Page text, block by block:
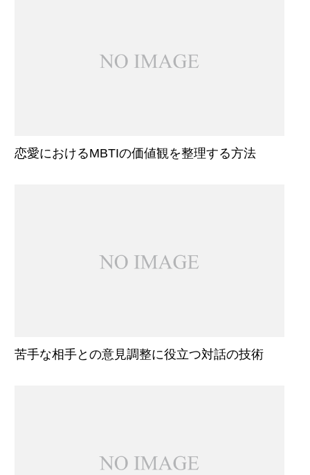
恋愛におけるMBTIの価値観を整理する方法
苦手な相手との意見調整に役立つ対話の技術